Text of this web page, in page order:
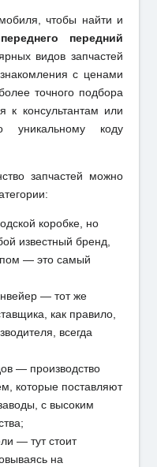
чтобы найти и
передний
видов запчастей
с ценами
точного подбора
к консультантам или
уникальному коду
запчастей можно
коробке, но
известный бренд,
— это самый
— тот же
как правило,
всегда
— производство
которые поставляют
с высоким
— тут стоит
на